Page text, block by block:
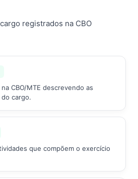
registrados na CBO
CBO/MTE descrevendo as
cargo.
que compõem o exercício